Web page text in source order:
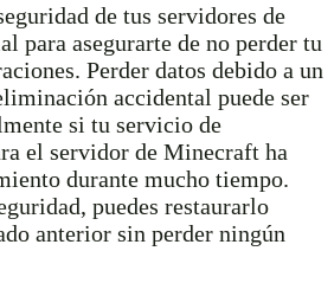
de tus servidores de
para asegurarte de no perder tu
Perder datos debido a un
accidental puede ser
si tu servicio de
el servidor de Minecraft ha
durante mucho tiempo.
puedes restaurarlo
anterior sin perder ningún